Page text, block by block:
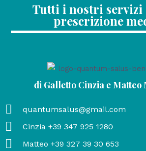
Tutti i nostri servizi
prescrizione
di Galletto Cinzia e Matteo
quantumsalus@gmail.com
Cinzia +39 347 925 1280
Matteo +39 327 39 30 653